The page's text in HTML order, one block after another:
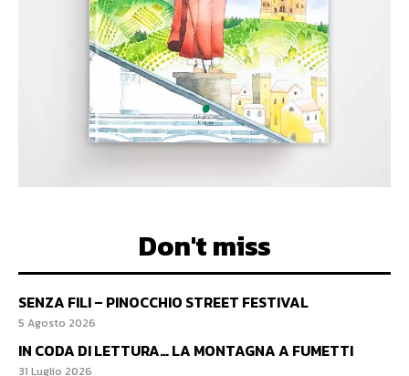
Don't miss
SENZA FILI – PINOCCHIO STREET FESTIVAL
5 Agosto 2026
IN CODA DI LETTURA… LA MONTAGNA A FUMETTI
31 Luglio 2026